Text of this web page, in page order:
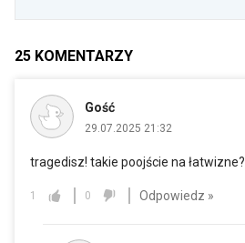
25 KOMENTARZY
Gość
29.07.2025 21:32
tragedisz! takie poojście na łatwizne?
1 0 Odpowiedz »